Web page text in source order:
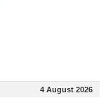
4 August 2026